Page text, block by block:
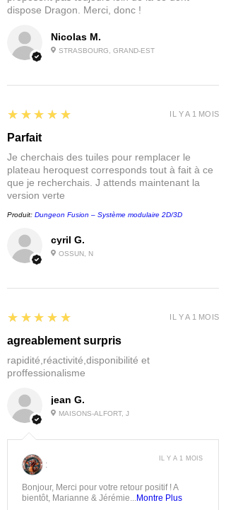
Nicolas M.
STRASBOURG, GRAND-EST
dispose Dragon. Merci, donc !
cyril G.
OSSUN, N
5
★★★★★
Parfait
Je cherchais des tuiles pour remplacer le
plateau heroquest corresponds tout à fait à ce
que je recherchais. J attends maintenant la
version verte
Produit: Dungeon Fusion – Système modulaire 2D/3D
IL Y A 1 MOIS
jean G.
MAISONS-ALFORT, J
5
★★★★★
agreablement surpris
rapidité,réactivité,disponibilité et
proffessionalisme
IL Y A 1 MOIS
:
Bonjour, Merci pour votre retour positif ! A
bientôt, Marianne & Jérémie...Montre Plus
IL Y A 1 MOIS